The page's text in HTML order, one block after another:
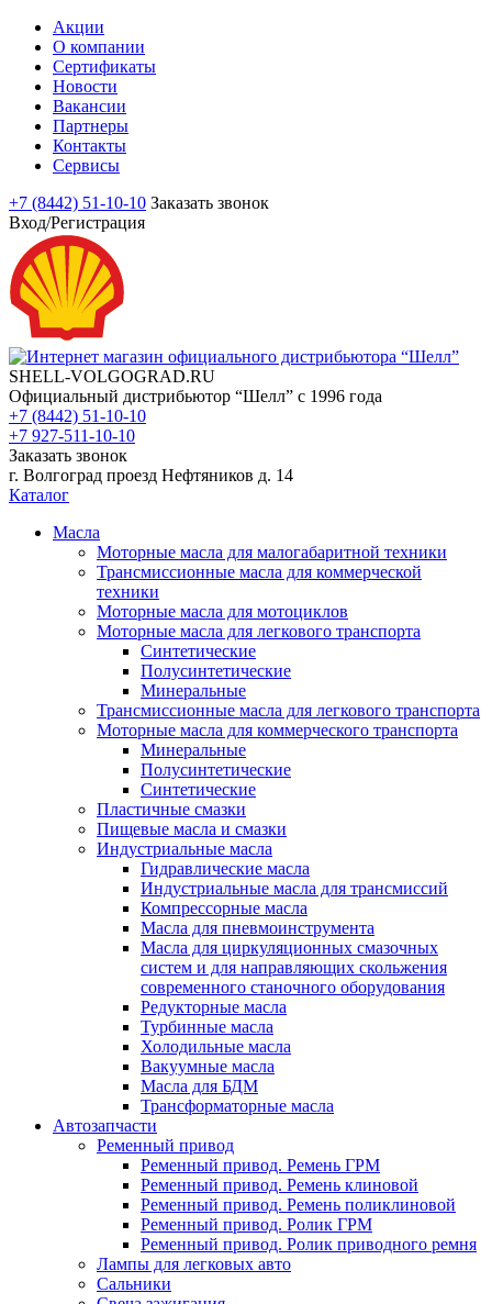
Акции
О компании
Сертификаты
Новости
Вакансии
Партнеры
Контакты
Сервисы
+7 (8442) 51-10-10 Заказать звонок
Вход/Регистрация
SHELL-VOLGOGRAD.RU
Официальный дистрибьютор “Шелл” с 1996 года
+7 (8442) 51-10-10
+7 927-511-10-10
Заказать звонок
г. Волгоград проезд Нефтяников д. 14
Каталог
Масла
Моторные масла для малогабаритной техники
Трансмиссионные масла для коммерческой
техники
Моторные масла для мотоциклов
Моторные масла для легкового транспорта
Синтетические
Полусинтетические
Минеральные
Трансмиссионные масла для легкового транспорта
Моторные масла для коммерческого транспорта
Минеральные
Полусинтетические
Синтетические
Пластичные смазки
Пищевые масла и смазки
Индустриальные масла
Гидравлические масла
Индустриальные масла для трансмиссий
Компрессорные масла
Масла для пневмоинструмента
Масла для циркуляционных смазочных
систем и для направляющих скольжения
современного станочного оборудования
Редукторные масла
Турбинные масла
Холодильные масла
Вакуумные масла
Масла для БДМ
Трансформаторные масла
Автозапчасти
Ременный привод
Ременный привод. Ремень ГРМ
Ременный привод. Ремень клиновой
Ременный привод. Ремень поликлиновой
Ременный привод. Ролик ГРМ
Ременный привод. Ролик приводного ремня
Лампы для легковых авто
Сальники